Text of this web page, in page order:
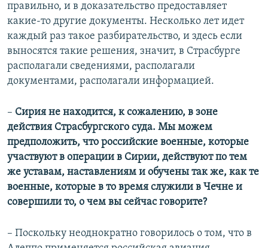
правильно, и в доказательство предоставляет
какие-то другие документы. Несколько лет идет
каждый раз такое разбирательство, и здесь если
выносятся такие решения, значит, в Страсбурге
располагали сведениями, располагали
документами, располагали информацией.
–​ Сирия не находится, к сожалению, в зоне
действия Страсбургского суда. Мы можем
предположить, что российские военные, которые
участвуют в операции в Сирии, действуют по тем
же уставам, наставлениям и обучены так же, как те
военные, которые в то время служили в Чечне и
совершили то, о чем вы сейчас говорите?
– Поскольку неоднократно говорилось о том, что в